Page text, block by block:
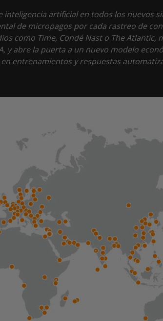
artificial en todos los nuevos
de micropagos por cada rastreo de
como Time, Condé Nast o The Atlantic,
y abre la puerta a un nuevo modelo
entrenamientos y respuestas